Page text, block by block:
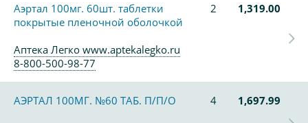
Аэртал 100мг. 60шт. таблетки
покрытые пленочной оболочкой
2 1,319.00
Аптека Легко www.aptekalegko.ru
8-800-500-98-77
АЭРТАЛ 100МГ. №60 ТАБ. П/П/О 4
1,697.99